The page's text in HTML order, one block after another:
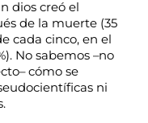
dios creó el
de la muerte (35
cada cinco, en el
No sabemos –no
cómo se
ni